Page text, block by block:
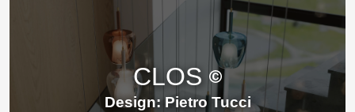
CLOS
Design: Pietro Tucci